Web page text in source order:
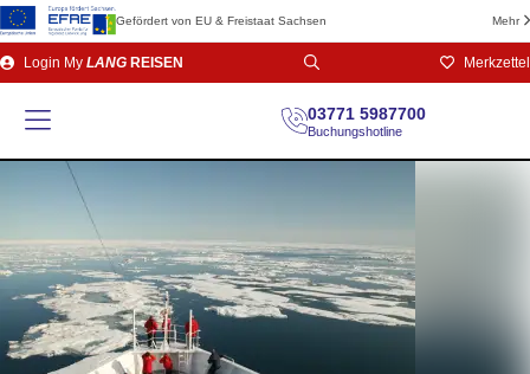
Gefördert von EU & Freistaat Sachsen Mehr
Direkt
zum
Login My LANG REISEN Merkzettel
03771 5987700
Buchungshotline